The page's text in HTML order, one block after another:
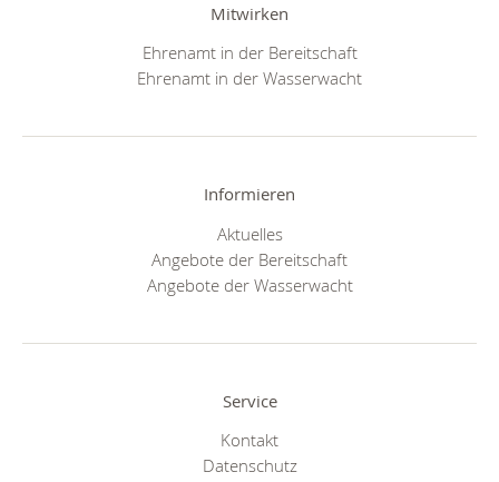
Mitwirken
Ehrenamt in der Bereitschaft
Ehrenamt in der Wasserwacht
Informieren
Aktuelles
Angebote der Bereitschaft
Angebote der Wasserwacht
Service
Kontakt
Datenschutz